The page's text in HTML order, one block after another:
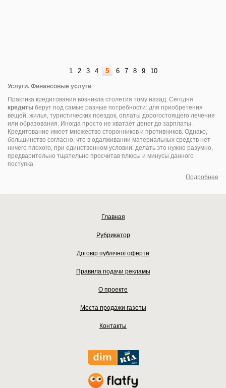
1 2 3 4 5 6 7 8 9 10
Услуги. Финансовые услуги
Практика кредитования возникла столетия тому назад. Сегодня
кредиты берут под самые разные потребности: для приобретения
вещей, жилья, туристических поездок, оплаты дорогостоящего лечения
или образования. Иногда просто не хватает денег до зарплаты.
Кредитование имеет множество сторонников и противников. Однако,
большинство согласно, что в одалживании материальных средств нет
ничего плохого, при единственном условии: делать это нужно разумно,
предварительно тщательно просчитав плюсы и минусы данного
поступка.
Подробнее
Главная
Рубрикатор
Договір публічної оферти
Правила подачи рекламы
О проекте
Места продажи газеты
Контакты